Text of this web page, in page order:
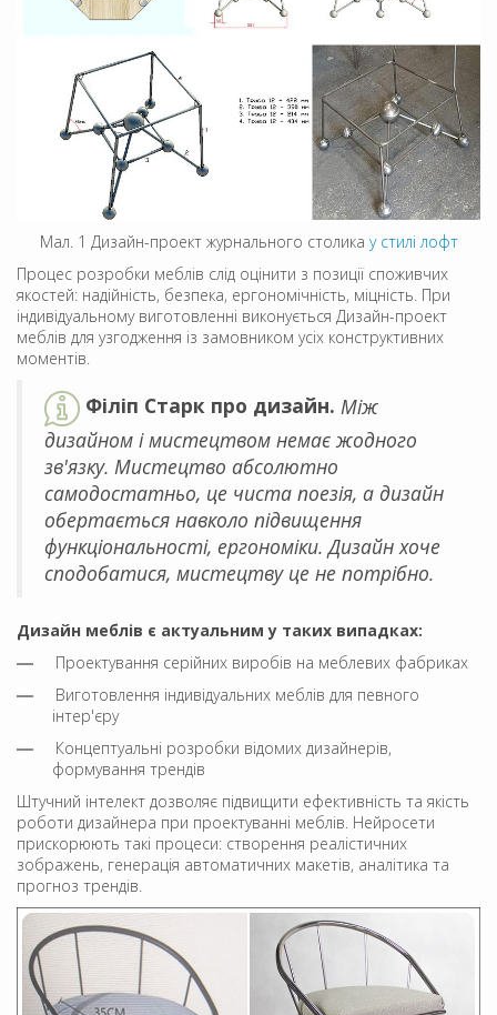
Мал. 1 Дизайн-проект журнального столика у стилі лофт
Процес розробки меблів слід оцінити з позиції споживчих
якостей: надійність, безпека, ергономічність, міцність. При
індивідуальному виготовленні виконується Дизайн-проект
меблів для узгодження із замовником усіх конструктивних
моментів.
Філіп Старк про дизайн. Між
дизайном і мистецтвом немає жодного
зв'язку. Мистецтво абсолютно
самодостатньо, це чиста поезія, а дизайн
обертається навколо підвищення
функціональності, ергономіки. Дизайн хоче
сподобатися, мистецтву це не потрібно.
Дизайн меблів є актуальним у таких випадках:
Проектування серійних виробів на меблевих фабриках
Виготовлення індивідуальних меблів для певного
інтер'єру
Концептуальні розробки відомих дизайнерів,
формування трендів
Штучний інтелект дозволяє підвищити ефективність та якість
роботи дизайнера при проектуванні меблів. Нейросети
прискорюють такі процеси: створення реалістичних
зображень, генерація автоматичних макетів, аналітика та
прогноз трендів.